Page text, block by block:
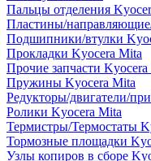
Пальцы отделения
Пластины/
Подшипники/втулки
Прокладки Kyocera Mita
Прочие запчасти Kyocera
Пружины Kyocera Mita
Редукторы/двигатели/
Ролики Kyocera Mita
Термистры/Термостаты
Тормозные площадки
Узлы копиров в сборе